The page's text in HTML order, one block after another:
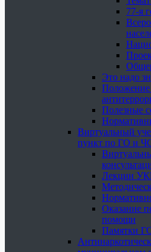
77-я
Это надо
Положение
Полезные
Виртуальный
пункт по ГО и
Лекции
Оказание
помощи
Памятки